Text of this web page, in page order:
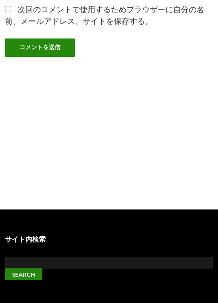
次回のコメントで使用するためブラウザーに自分の名
前、メールアドレス、サイトを保存する。
サイト内検索